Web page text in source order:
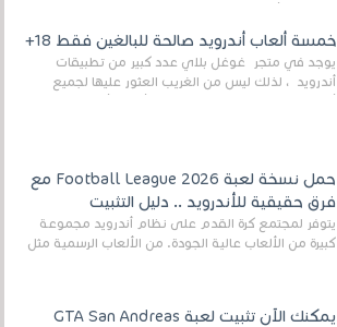
خمسة ألعاب أندرويد صالحة للبالغين فقط 18+
يوجد في متجر غوغل بلاي عدد كبير من تطبيقات
أندرويد ، لذلك ليس من الغريب العثور عليها لجميع
حمل نسخة لعبة Football League 2026 مع
فرق حقيقية للأندرويد .. دليل التثبيت
يتوفر لمجتمع كرة القدم على نظام أندرويد مجموعة
كبيرة من الألعاب عالية الجودة. من الألعاب الرسمية مثل
يمكنك الآن تثبيت لعبة GTA San Andreas